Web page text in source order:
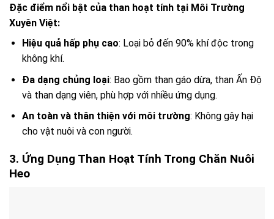
Đặc điểm nổi bật của than hoạt tính tại Môi Trường
Xuyên Việt:
Hiệu quả hấp phụ cao: Loại bỏ đến 90% khí độc trong
không khí.
Đa dạng chủng loại: Bao gồm than gáo dừa, than Ấn Độ
và than dạng viên, phù hợp với nhiều ứng dụng.
An toàn và thân thiện với môi trường: Không gây hại
cho vật nuôi và con người.
3. Ứng Dụng Than Hoạt Tính Trong Chăn Nuôi
Heo